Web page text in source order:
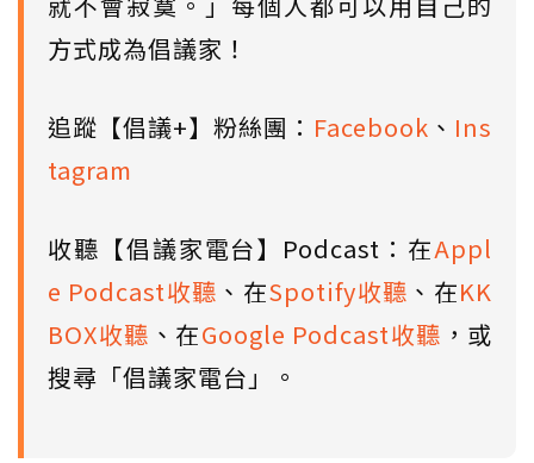
方式成為倡議家！
追蹤【倡議+】粉絲團： Facebook 、 Ins
tagram
收聽【倡議家電台】Podcast：在Appl
e Podcast收聽 、在Spotify收聽 、在KK
BOX收聽 、在Google Podcast收聽 ，或
搜尋「倡議家電台」。